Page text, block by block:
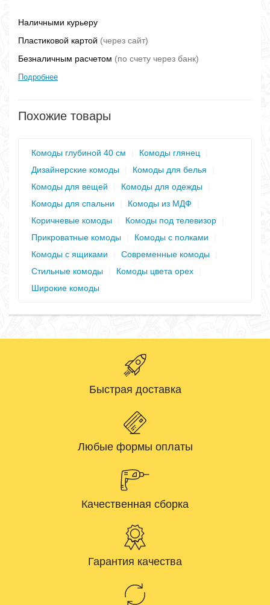
Наличными курьеру
Пластиковой картой (через сайт)
Безналичным расчетом (по счету через банк)
Подробнее
Похожие товары
Комоды глубиной 40 см Комоды глянец
Дизайнерские комоды
Комоды для белья
Комоды для вещей
Комоды для одежды
Комоды для спальни
Комоды из МДФ
Коричневые комоды
Комоды под телевизор
Прикроватные комоды
Комоды с полками
Комоды с ящиками
Современные комоды
Стильные комоды
Комоды цвета орех
Широкие комоды
Быстрая доставка
Любые формы оплаты
Качественная сборка
Гарантия качества